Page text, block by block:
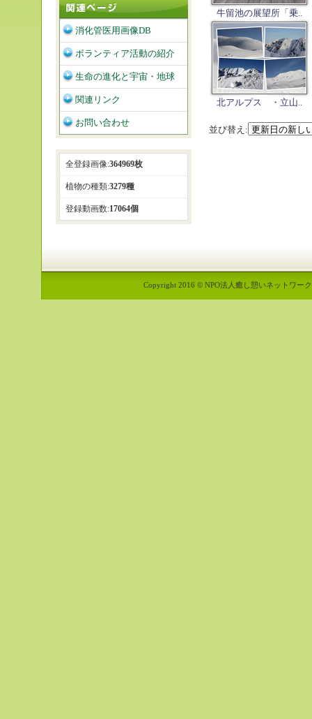
牛留池の展望所「乗..
北アルプス ・立山..
並び替え:
消化管医用画像DB
ボランティア活動の紹介
生命の進化と宇宙・地球
関連リンク
お問い合わせ
全登録画像:364969枚
植物の種類:3279種
登録動画数:17064個
Copyright 2016 © NPO法人癒し憩いネットワー